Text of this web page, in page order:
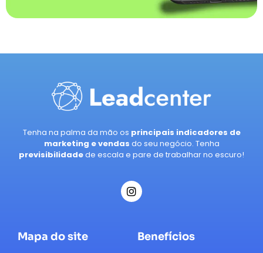
Tenha na palma da mão os principais indicadores de
marketing e vendas do seu negócio. Tenha
previsibilidadede escala e pare de trabalhar no escuro!
Mapa do site Benefícios